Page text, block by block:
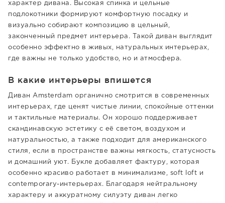
характер дивана. Высокая спинка и цельные
подлокотники формируют комфортную посадку и
визуально собирают композицию в цельный,
законченный предмет интерьера. Такой диван выглядит
особенно эффектно в живых, натуральных интерьерах,
где важны не только удобство, но и атмосфера.
В какие интерьеры впишется
Диван Amsterdam органично смотрится в современных
интерьерах, где ценят чистые линии, спокойные оттенки
и тактильные материалы. Он хорошо поддерживает
скандинавскую эстетику с её светом, воздухом и
натуральностью, а также подходит для американского
стиля, если в пространстве важны мягкость, статусность
и домашний уют. Букле добавляет фактуру, которая
особенно красиво работает в минимализме, soft loft и
contemporary-интерьерах. Благодаря нейтральному
характеру и аккуратному силуэту диван легко